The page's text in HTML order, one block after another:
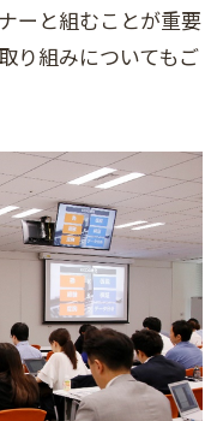
ーと組むことが重要
り組みについてもご